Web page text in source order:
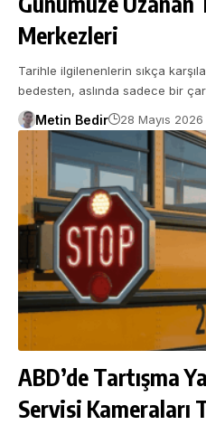
Merkezleri
Tarihle ilgilenenlerin sıkça
bedesten, aslında sadece bir
Metin Bedir 28 Mayıs 2026
ABD’de Tartışma
Servisi Kameraları